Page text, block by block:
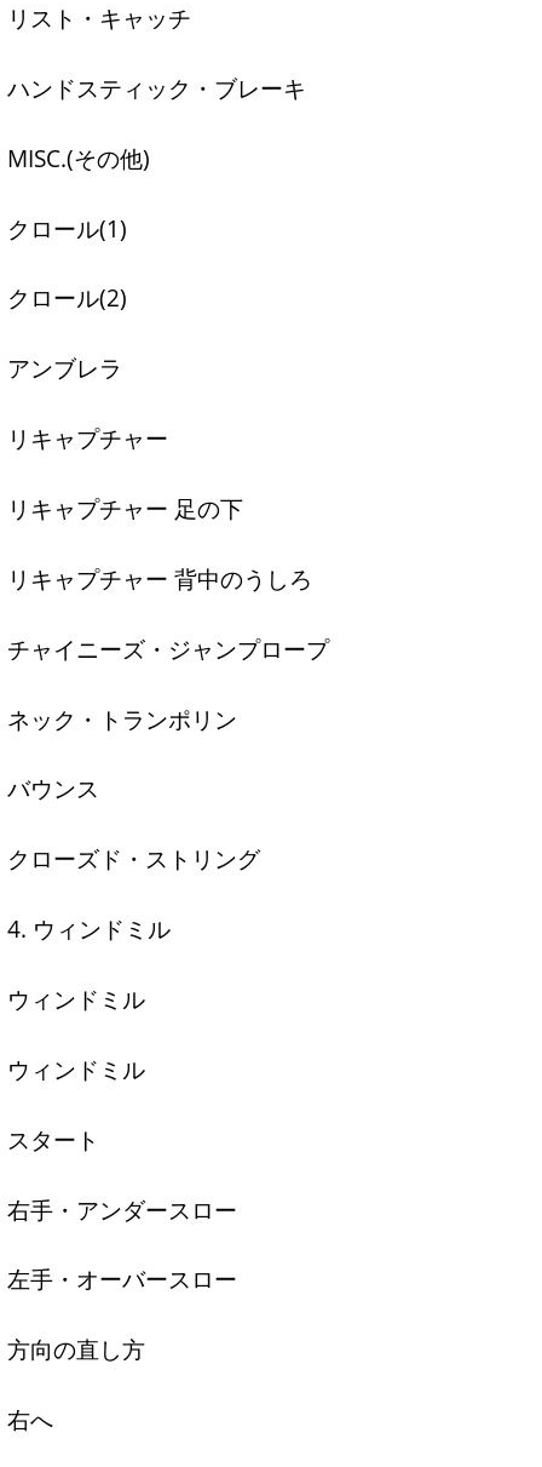
リスト・キャッチ
ハンドスティック・ブレーキ
MISC.(その他)
クロール(1)
クロール(2)
アンブレラ
リキャプチャー
リキャプチャー 足の下
リキャプチャー 背中のうしろ
チャイニーズ・ジャンプロープ
ネック・トランポリン
バウンス
クローズド・ストリング
4. ウィンドミル
ウィンドミル
ウィンドミル
スタート
右手・アンダースロー
左手・オーバースロー
方向の直し方
右へ